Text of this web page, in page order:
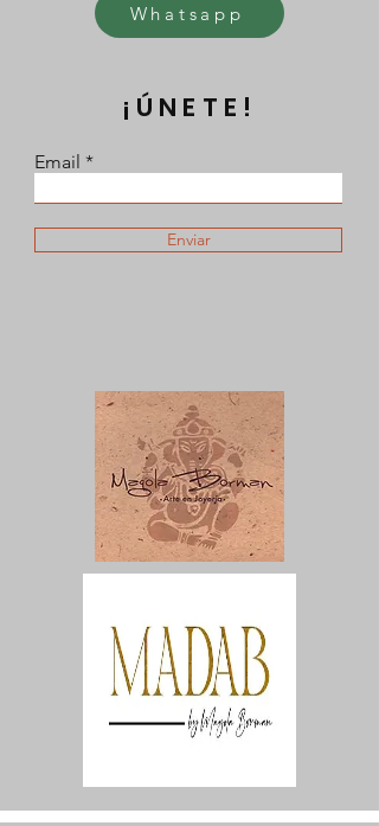
Whatsapp
¡ÚNETE!
Email
Enviar